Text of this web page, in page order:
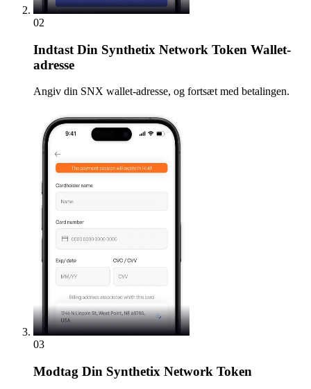
02
Indtast Din Synthetix Network Token Wallet-
adresse
Angiv din SNX wallet-adresse, og fortsæt med betalingen.
03
Modtag Din Synthetix Network Token